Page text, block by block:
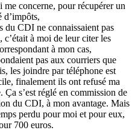
me concerne, pour récupérer un
d’impôts,
du CDI ne connaissaient pas
c’était à moi de leur citer les
à mon cas,
pas aux courriers que
les joindre par téléphone est
finalement ils ont refusé ma
Ça s’est réglé en commission de
du CDI, à mon avantage. Mais
perdu pour moi et pour eux,
700 euros.